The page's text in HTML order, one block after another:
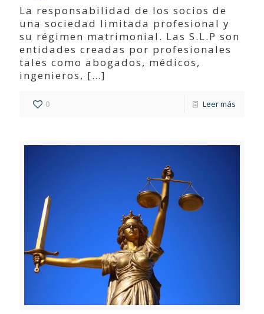
La responsabilidad de los socios de
una sociedad limitada profesional y
su régimen matrimonial. Las S.L.P son
entidades creadas por profesionales
tales como abogados, médicos,
ingenieros, […]
0 Leer más